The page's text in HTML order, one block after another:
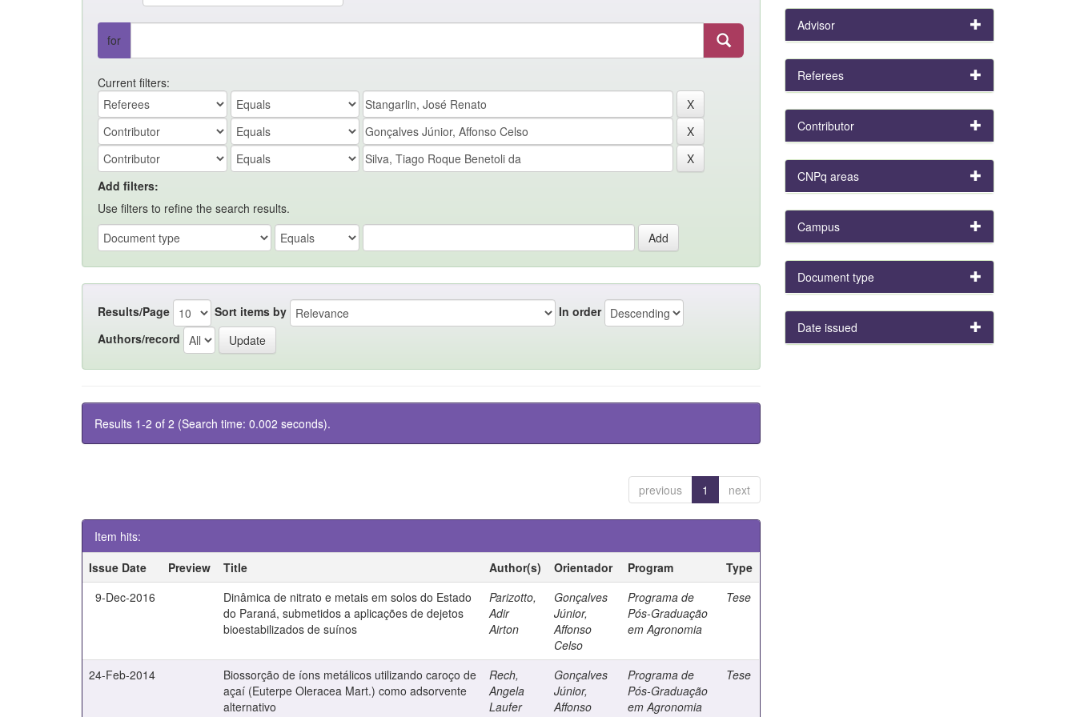
for
Current filters:
Add filters:
Use filters to refine the search results.
Results/Page Sort items by
In order
Authors/record
Results 1-2 of 2 (Search time: 0.002 seconds).
previous 1 next
Item hits:
Issue Date
Preview Title Author(s) Orientador Program
Type
9-Dec-2016
Dinâmica de nitrato e metais em solos do Estado
do Paraná, submetidos a aplicações de dejetos
bioestabilizados de suínos
Parizotto,
Adir
Airton
Gonçalves
Júnior,
Affonso
Celso
Programa de
Pós-Graduação
em Agronomia
Tese
24-Feb-2014
Biossorção de íons metálicos utilizando caroço de
açaí (Euterpe Oleracea Mart.) como adsorvente
alternativo
Rech,
Angela
Laufer
Gonçalves
Júnior,
Affonso
Programa de
Pós-Graduação
em Agronomia
Tese
Advisor
Referees
Contributor
CNPq areas
Campus
Document type
Date issued